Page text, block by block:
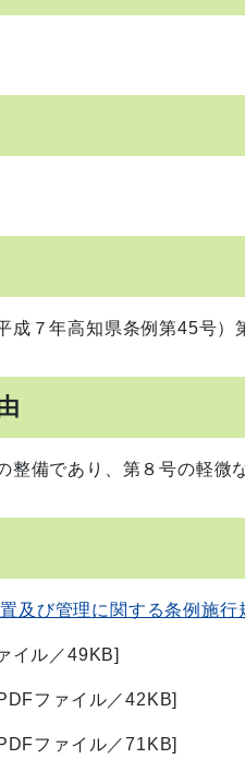
成７年高知県条例第45号）
整備であり、第８号の軽微
及び管理に関する条例施行
イル／49KB]
ファイル／42KB]
ファイル／71KB]